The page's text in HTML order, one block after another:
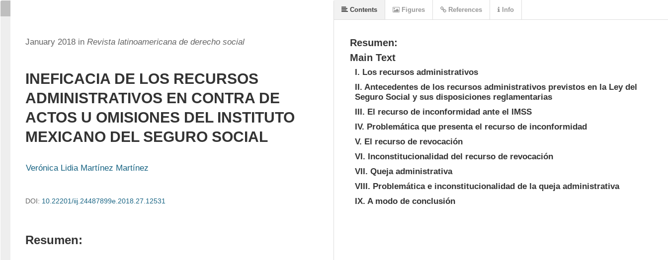
January 2018 in Revista latinoamericana de derecho social
INEFICACIA DE LOS RECURSOS
ADMINISTRATIVOS EN CONTRA DE
ACTOS U OMISIONES DEL INSTITUTO
MEXICANO DEL SEGURO SOCIAL
Verónica Lidia Martínez Martínez
DOI: 10.22201/iij.24487899e.2018.27.12531
Resumen:
Resumen:
Main Text
I. Los recursos administrativos
II. Antecedentes de los recursos administrativos previstos en la Ley del
Seguro Social y sus disposiciones reglamentarias
III. El recurso de inconformidad ante el IMSS
IV. Problemática que presenta el recurso de inconformidad
V. El recurso de revocación
VI. Inconstitucionalidad del recurso de revocación
VII. Queja administrativa
VIII. Problemática e inconstitucionalidad de la queja administrativa
IX. A modo de conclusión
Contents Figures References Info